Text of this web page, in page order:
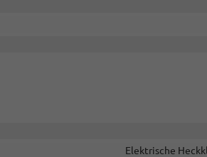
Elektrische